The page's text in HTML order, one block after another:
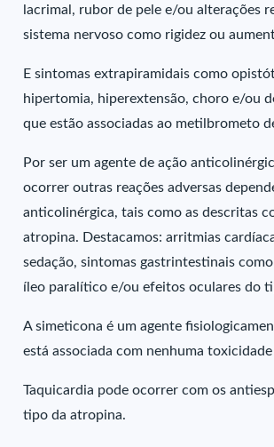
lacrimal, rubor de pele e/ou alterações
sistema nervoso como rigidez ou
E sintomas extrapiramidais como
hipertomia, hiperextensão, choro e/ou
que estão associadas ao metilbrometo
Por ser um agente de ação
ocorrer outras reações adversas
anticolinérgica, tais como as descritas
atropina. Destacamos: arritmias
sedação, sintomas gastrintestinais
íleo paralítico e/ou efeitos oculares do
A simeticona é um agente
está associada com nenhuma
Taquicardia pode ocorrer com os
tipo da atropina.